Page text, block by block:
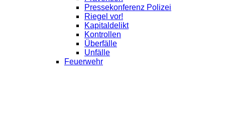
Pressekonferenz Polizei
Riegel vor!
Kapitaldelikt
Kontrollen
Überfälle
Unfälle
Feuerwehr